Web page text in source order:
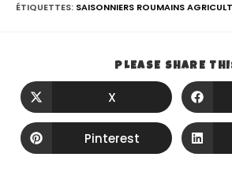
ÉTIQUETTES: SAISONNIERS ROUMAINS
PLEASE SHARE
X
Pinterest